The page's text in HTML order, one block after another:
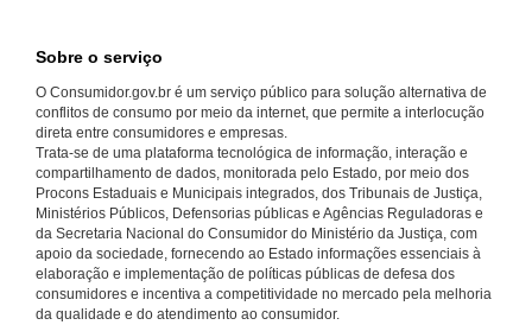
Sobre o serviço
O Consumidor.gov.br é um serviço público para solução alternativa de
conflitos de consumo por meio da internet, que permite a interlocução
direta entre consumidores e empresas.
Trata-se de uma plataforma tecnológica de informação, interação e
compartilhamento de dados, monitorada pelo Estado, por meio dos
Procons Estaduais e Municipais integrados, dos Tribunais de Justiça,
Ministérios Públicos, Defensorias públicas e Agências Reguladoras e
da Secretaria Nacional do Consumidor do Ministério da Justiça, com
apoio da sociedade, fornecendo ao Estado informações essenciais à
elaboração e implementação de políticas públicas de defesa dos
consumidores e incentiva a competitividade no mercado pela melhoria
da qualidade e do atendimento ao consumidor.